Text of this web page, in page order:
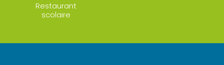
Restaurant
scolaire